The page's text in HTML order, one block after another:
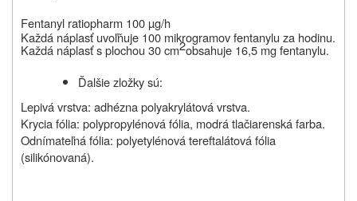
Fentanyl ratiopharm 100 µg/h
Každá náplasť uvoľňuje 100 mikrogramov fentanylu za hodinu.
Každá náplasť s plochou 30 cm2obsahuje 16,5 mg fentanylu.
Ďalšie zložky sú:
Lepivá vrstva: adhézna polyakrylátová vrstva.
Krycia fólia: polypropylénová fólia, modrá tlačiarenská farba.
Odnímateľná fólia: polyetylénová tereftalátová fólia
(silikónovaná).